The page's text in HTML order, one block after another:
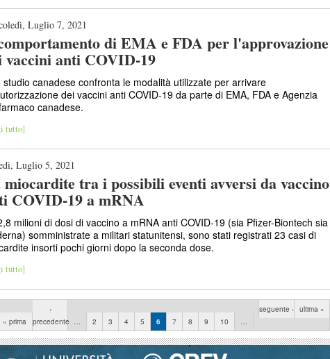
Luglio 7, 2021
di EMA e FDA per l'approvazione
vaccini anti COVID-19
studio canadese confronta le modalità utilizzate per arrivare
dei vaccini anti COVID-19 da parte di EMA, FDA e Agenzia
canadese.
tutto]
Luglio 5, 2021
tra i possibili eventi avversi da vaccino
COVID-19 a mRNA
milioni di dosi di vaccino a mRNA anti COVID-19 (sia Pfizer-Biontech sia
somministrate a militari statunitensi, sono stati registrati 23 casi di
insorti pochi giorni dopo la seconda dose.
tutto]
« prima
‹
precedente … 2 3 4 5 6 7 8 9 10 …
seguente › ultima »